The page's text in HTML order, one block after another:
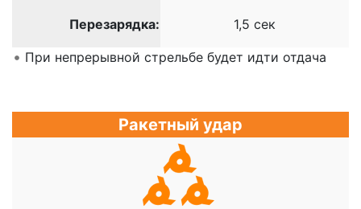
Перезарядка: 1,5 сек
При непрерывной стрельбе будет идти отдача
Ракетный удар